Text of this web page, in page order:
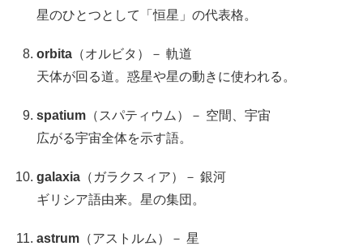
星のひとつとして「恒星」の代表格。
orbita （オルビタ）－ 軌道
天体が回る道。惑星や星の動きに使われる。
spatium （スパティウム）－ 空間、宇宙
広がる宇宙全体を示す語。
galaxia （ガラクスィア）－ 銀河
ギリシア語由来。星の集団。
astrum （アストルム）－ 星